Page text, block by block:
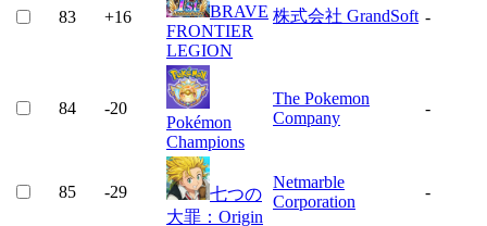
83 +16
BRAVE
FRONTIER
LEGION
株式会社 GrandSoft -
84 -20
Pokémon
Champions
The Pokemon
Company
-
85 -29
七つの
大罪：Origin
Netmarble
Corporation
-